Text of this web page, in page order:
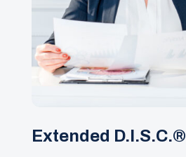
Extended D.I.S.C.®